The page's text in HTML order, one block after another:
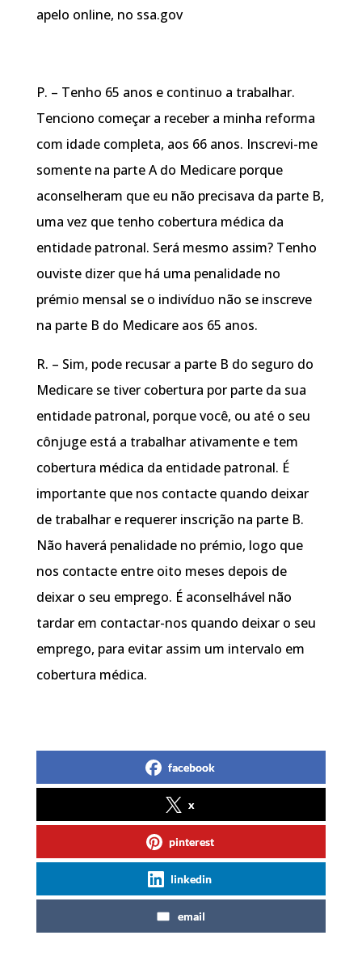
apelo online, no ssa.gov
P. – Tenho 65 anos e continuo a trabalhar.
Tenciono começar a receber a minha reforma
com idade completa, aos 66 anos. Inscrevi-me
somente na parte A do Medicare porque
aconselheram que eu não precisava da parte B,
uma vez que tenho cobertura médica da
entidade patronal. Será mesmo assim? Tenho
ouviste dizer que há uma penalidade no
prémio mensal se o indivíduo não se inscreve
na parte B do Medicare aos 65 anos.
R. – Sim, pode recusar a parte B do seguro do
Medicare se tiver cobertura por parte da sua
entidade patronal, porque você, ou até o seu
cônjuge está a trabalhar ativamente e tem
cobertura médica da entidade patronal. É
importante que nos contacte quando deixar
de trabalhar e requerer inscrição na parte B.
Não haverá penalidade no prémio, logo que
nos contacte entre oito meses depois de
deixar o seu emprego. É aconselhável não
tardar em contactar-nos quando deixar o seu
emprego, para evitar assim um intervalo em
cobertura médica.
facebook
x
pinterest
linkedin
email